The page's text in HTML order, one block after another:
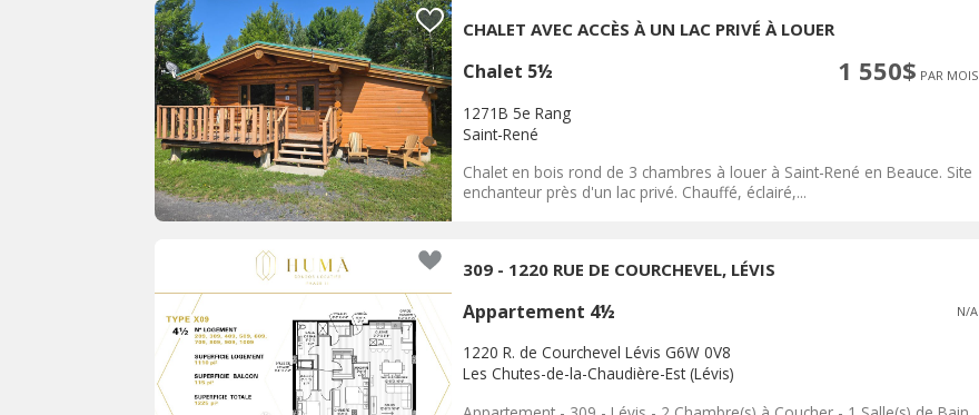
CHALET AVEC ACCÈS À UN LAC PRIVÉ À LOUER
Chalet 5½ 1 550$ PAR MOIS
1271B 5e Rang
Saint-René
Chalet en bois rond de 3 chambres à louer à Saint-René en Beauce. Site
enchanteur près d'un lac privé. Chauffé, éclairé,...
309 - 1220 RUE DE COURCHEVEL, LÉVIS
Appartement 4½ N/A
1220 R. de Courchevel Lévis G6W 0V8
Les Chutes-de-la-Chaudière-Est (Lévis)